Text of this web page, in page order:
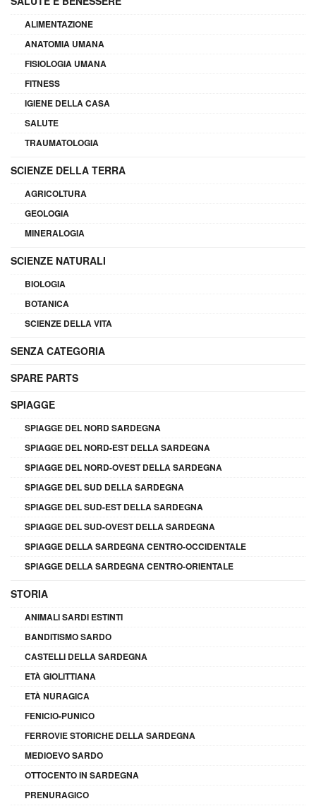
ALIMENTAZIONE
ANATOMIA UMANA
FISIOLOGIA UMANA
FITNESS
IGIENE DELLA CASA
SALUTE
TRAUMATOLOGIA
SCIENZE DELLA TERRA
AGRICOLTURA
GEOLOGIA
MINERALOGIA
SCIENZE NATURALI
BIOLOGIA
BOTANICA
SCIENZE DELLA VITA
SENZA CATEGORIA
SPARE PARTS
SPIAGGE
SPIAGGE DEL NORD SARDEGNA
SPIAGGE DEL NORD-EST DELLA SARDEGNA
SPIAGGE DEL NORD-OVEST DELLA SARDEGNA
SPIAGGE DEL SUD DELLA SARDEGNA
SPIAGGE DEL SUD-EST DELLA SARDEGNA
SPIAGGE DEL SUD-OVEST DELLA SARDEGNA
SPIAGGE DELLA SARDEGNA CENTRO-OCCIDENTALE
SPIAGGE DELLA SARDEGNA CENTRO-ORIENTALE
STORIA
ANIMALI SARDI ESTINTI
BANDITISMO SARDO
CASTELLI DELLA SARDEGNA
ETÀ GIOLITTIANA
ETÀ NURAGICA
FENICIO-PUNICO
FERROVIE STORICHE DELLA SARDEGNA
MEDIOEVO SARDO
OTTOCENTO IN SARDEGNA
PRENURAGICO